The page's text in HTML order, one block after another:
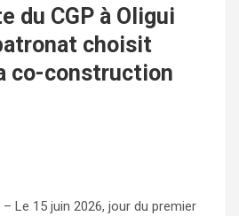
du CGP à Oligui
choisit
co-construction
Le 15 juin 2026, jour du premier